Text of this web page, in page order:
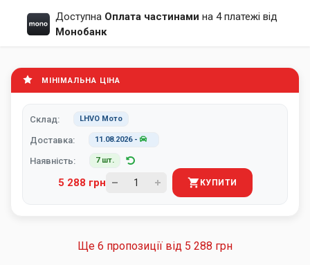
Доступна Оплата частинами на 4 платежі від
Монобанк
МІНІМАЛЬНА ЦІНА
Склад: LHVO Мото
Доставка: 11.08.2026-
Наявність: 7 шт.
5 288 грн КУПИТИ
Ще 6 пропозиції від 5 288 грн